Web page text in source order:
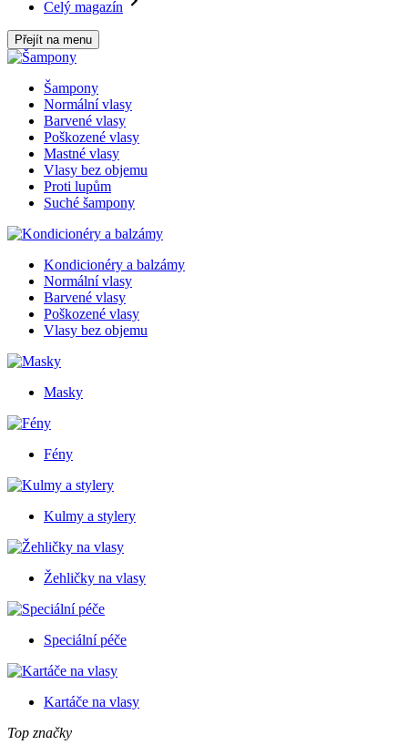
Celý magazín
Přejít na menu
Šampony
Normální vlasy
Barvené vlasy
Poškozené vlasy
Mastné vlasy
Vlasy bez objemu
Proti lupům
Suché šampony
Kondicionéry a balzámy
Normální vlasy
Barvené vlasy
Poškozené vlasy
Vlasy bez objemu
Masky
Fény
Kulmy a stylery
Žehličky na vlasy
Speciální péče
Kartáče na vlasy
Top značky